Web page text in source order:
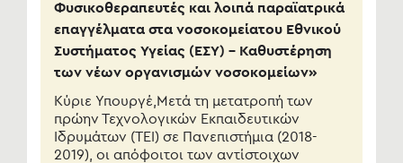
Φυσικοθεραπευτές και λοιπά παραϊατρικά
επαγγέλματα στα νοσοκομείατου Εθνικού
Συστήματος Υγείας (ΕΣΥ) – Καθυστέρηση
των νέων οργανισμών νοσοκομείων»
Κύριε Υπουργέ,Μετά τη μετατροπή των
πρώην Τεχνολογικών Εκπαιδευτικών
Ιδρυμάτων (ΤΕΙ) σε Πανεπιστήμια (2018-
2019), οι απόφοιτοι των αντίστοιχων